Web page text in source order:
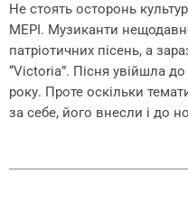
Не стоять осторонь
МЕРІ. Музиканти
патріотичних пісень, а
“Victoria”. Пісня увійшла
року. Проте оскільки
за себе, його внесли і до